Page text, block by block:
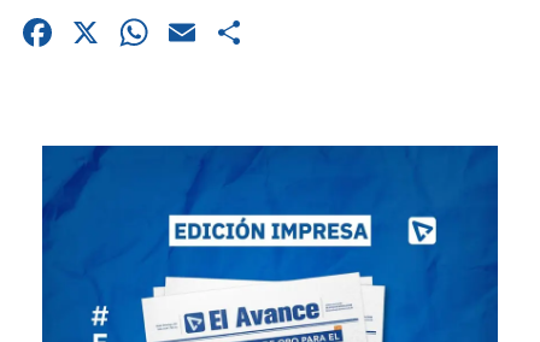
Facebook
X WhatsApp
Email